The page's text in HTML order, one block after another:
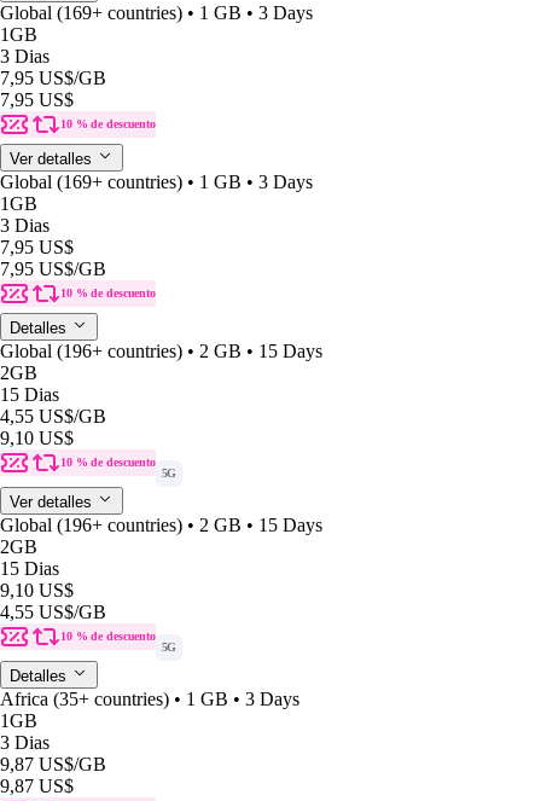
Global (169+ countries) • 1 GB • 3 Days
1GB
3 Dias
7,95 US$/GB
7,95 US$
10 % de descuento
Ver detalles
Global (169+ countries) • 1 GB • 3 Days
1GB
3 Dias
7,95 US$
7,95 US$/GB
10 % de descuento
Detalles
Global (196+ countries) • 2 GB • 15 Days
2GB
15 Dias
4,55 US$/GB
9,10 US$
10 % de descuento
5G
Ver detalles
Global (196+ countries) • 2 GB • 15 Days
2GB
15 Dias
9,10 US$
4,55 US$/GB
10 % de descuento
5G
Detalles
Africa (35+ countries) • 1 GB • 3 Days
1GB
3 Dias
9,87 US$/GB
9,87 US$